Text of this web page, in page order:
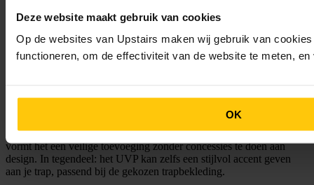
Deze website maakt gebruik van cookies
Op de websites van Upstairs maken wij gebruik van
functioneren, om de effectiviteit van de website te meten,
OK
stijlvol accent voor je trap
Het profiel is gemaakt van hoogwaardig aluminium en verkrijgbaar
geeft extra grip en stabiliteit bij elke stap, of je nu met sokken, blote
Dankzij de duurzame afwerking gaat het profiel jarenlang mee en
vormt het een veilige toevoeging zonder concessies te doen aan
design. In tegendeel: het UVP kan zelfs een stijlvol accent geven
aan je trap, passend bij de gekozen trapbekleding.